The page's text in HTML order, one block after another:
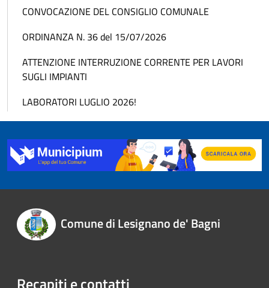
CONVOCAZIONE DEL CONSIGLIO COMUNALE
ORDINANZA N. 36 del 15/07/2026
ATTENZIONE INTERRUZIONE CORRENTE PER LAVORI
SUGLI IMPIANTI
LABORATORI LUGLIO 2026!
Comune di Lesignano de' Bagni